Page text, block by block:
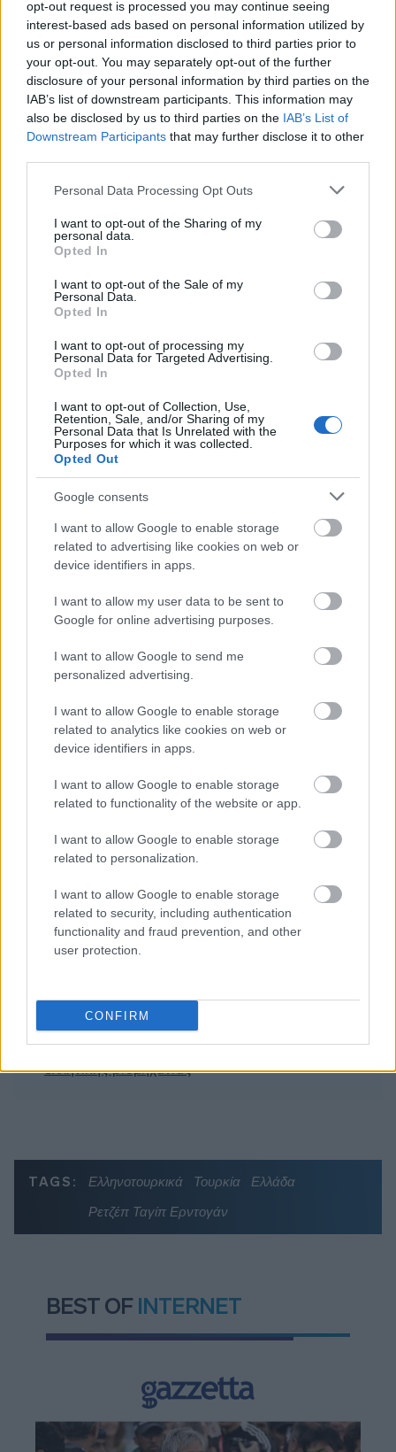
opt-out request is processed you may continue seeing
interest-based ads based on personal information utilized by
us or personal information disclosed to third parties prior to
your opt-out. You may separately opt-out of the further
disclosure of your personal information by third parties on the
IAB’s list of downstream participants. This information may
also be disclosed by us to third parties on the IAB’s List of
Downstream Participants that may further disclose it to other
Please note that this website/app uses one or more Google
not limited to your visit or usage behaviour. You may click to
grant or deny consent to Google and its third-party tags to
use your data for below specified purposes in below Google
consent section.
Personal Data Processing Opt Outs
I want to opt-out of the Sharing of my
personal data.
Opted In
I want to opt-out of the Sale of my
Personal Data.
Opted In
I want to opt-out of processing my
Personal Data for Targeted Advertising.
Opted In
I want to opt-out of Collection, Use,
Retention, Sale, and/or Sharing of my
Personal Data that Is Unrelated with the
Purposes for which it was collected.
Opted Out
Google consents
I want to allow Google to enable storage
related to advertising like cookies on web or
device identifiers in apps.
I want to allow my user data to be sent to
Google for online advertising purposes.
I want to allow Google to send me
personalized advertising.
I want to allow Google to enable storage
related to analytics like cookies on web or
device identifiers in apps.
I want to allow Google to enable storage
related to functionality of the website or app.
I want to allow Google to enable storage
related to personalization.
I want to allow Google to enable storage
related to security, including authentication
functionality and fraud prevention, and other
user protection.
CONFIRM
Ακολουθήστε τοinsider.gr στο Google News
και μάθετε
πρώτοι όλες τιςειδήσειςαπό την Ελλάδα και τον κόσμο.
Διαβάζονται αυτή τη στιγμή
Τράπεζες: Στα 55,5 εκατ. ευρώ ο λογαριασμός
από τα δάνεια του ν. Κατσέλη
γραμμές» για το περιβάλλον και τι αλλάζει σε
ξενοδοχεία, νησιά και επενδύσεις
Τα ανοιχτά μέτωπα για την ενίσχυση της
ελληνικής βιομηχανίας
TAGS: Ελληνοτουρκικά Τουρκία
Ελλάδα
Ρετζέπ Ταγίπ Ερντογάν
BEST OF INTERNET